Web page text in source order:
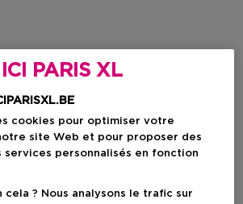
ICI PARIS XL
cookies pour optimiser votre
site Web et pour proposer des
personnalisés en fonction
cela ? Nous analysons le trafic sur